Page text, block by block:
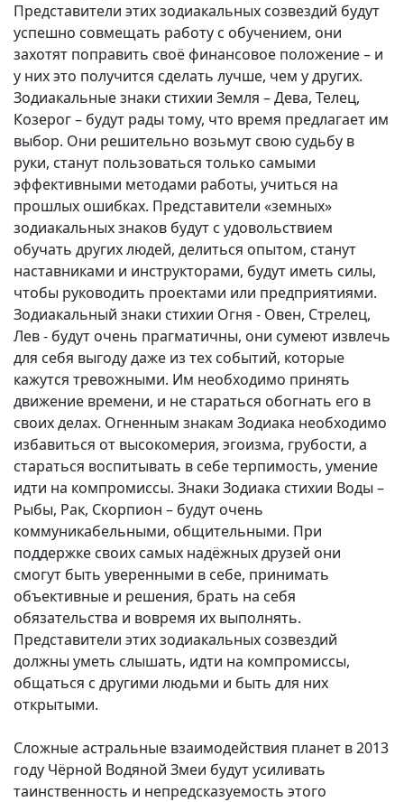
Представители этих зодиакальных созвездий будут
успешно совмещать работу с обучением, они
захотят поправить своё финансовое положение – и
у них это получится сделать лучше, чем у других.
Зодиакальные знаки стихии Земля – Дева, Телец,
Козерог – будут рады тому, что время предлагает им
выбор. Они решительно возьмут свою судьбу в
руки, станут пользоваться только самыми
эффективными методами работы, учиться на
прошлых ошибках. Представители «земных»
зодиакальных знаков будут с удовольствием
обучать других людей, делиться опытом, станут
наставниками и инструкторами, будут иметь силы,
чтобы руководить проектами или предприятиями.
Зодиакальный знаки стихии Огня - Овен, Стрелец,
Лев - будут очень прагматичны, они сумеют извлечь
для себя выгоду даже из тех событий, которые
кажутся тревожными. Им необходимо принять
движение времени, и не стараться обогнать его в
своих делах. Огненным знакам Зодиака необходимо
избавиться от высокомерия, эгоизма, грубости, а
стараться воспитывать в себе терпимость, умение
идти на компромиссы. Знаки Зодиака стихии Воды –
Рыбы, Рак, Скорпион – будут очень
коммуникабельными, общительными. При
поддержке своих самых надёжных друзей они
смогут быть уверенными в себе, принимать
объективные и решения, брать на себя
обязательства и вовремя их выполнять.
Представители этих зодиакальных созвездий
должны уметь слышать, идти на компромиссы,
общаться с другими людьми и быть для них
открытыми.
Сложные астральные взаимодействия планет в 2013
году Чёрной Водяной Змеи будут усиливать
таинственность и непредсказуемость этого